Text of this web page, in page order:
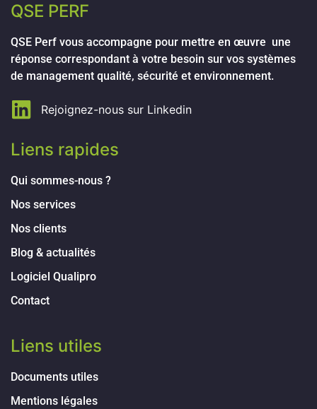
QSE PERF
QSE Perf vous accompagne pour mettre en œuvre une
réponse correspondant à votre besoin sur vos systèmes
de management qualité, sécurité et environnement.
Rejoignez-nous sur Linkedin
Liens rapides
Qui sommes-nous ?
Nos services
Nos clients
Blog & actualités
Logiciel Qualipro
Contact
Liens utiles
Documents utiles
Mentions légales